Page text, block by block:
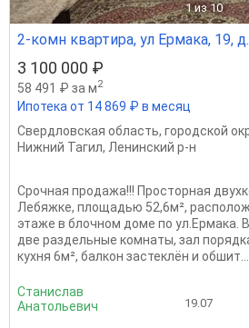
1 из 10
2-комн квартира, ул Ермака, 19,
3 100 000 ₽
58 491 ₽ за м2
Ипотека от 14 869 ₽ в месяц
Свердловская область, городской
Нижний Тагил, Ленинский р-н
Срочная продажа!!! Просторная
Лебяжке, площадью 52,6м²,
этаже в блочном доме по ул.Ермака.
две раздельные комнаты, зал
кухня 6м², балкон застеклён и обшит...
Станислав
Анатольевич
19.07